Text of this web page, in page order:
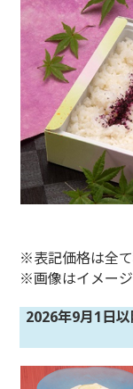
※表記価格は全て
※画像はイメージ
2026年9月1日